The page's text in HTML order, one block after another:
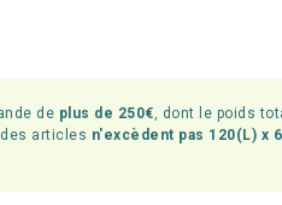
de plus de 250€, dont le poids
articles n'excèdent pas 120(L) x